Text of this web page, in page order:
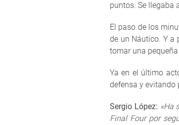
puntos. Se llegaba
El paso de los
de un Náutico. Y a
tomar una
Ya en el último
defensa y evitando
Sergio López: «Ha
Final Four por